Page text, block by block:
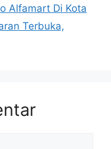
Alfamart Di Kota
Terbuka,